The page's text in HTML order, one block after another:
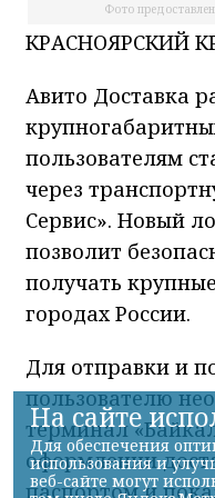
Фото
КРАСНОЯРСКИЙ
Авито Доставка
пользователям
через
Сервис». Новый
Я согласен